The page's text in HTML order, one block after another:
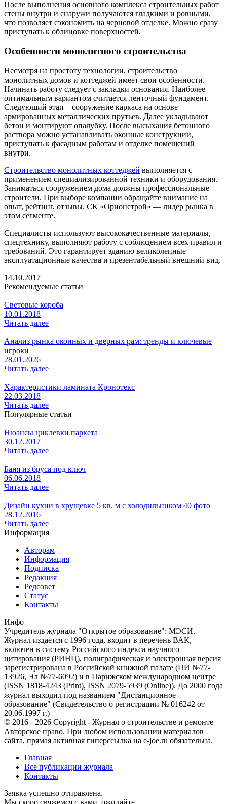
После выполнения основного комплекса строительных работ
стены внутри и снаружи получаются гладкими и ровными,
что позволяет сэкономить на черновой отделке. Можно сразу
приступать к облицовке поверхностей.
Особенности монолитного строительства
Несмотря на простоту технологии, строительство
монолитных домов и коттеджей имеет свои особенности.
Начинать работу следует с закладки основания. Наиболее
оптимальным вариантом считается ленточный фундамент.
Следующий этап – сооружение каркаса на основе
армированных металлических прутьев. Далее укладывают
бетон и монтируют опалубку. После высыхания бетонного
раствора можно устанавливать оконные конструкции,
приступать к фасадным работам и отделке помещений
внутри.
Строительство монолитных коттеджей выполняется с
применением специализированной техники и оборудования.
Заниматься сооружением дома должны профессиональные
строители. При выборе компании обращайте внимание на
опыт, рейтинг, отзывы. СК «Орионстрой» — лидер рынка в
этом сегменте.
Специалисты используют высококачественные материалы,
спецтехнику, выполняют работу с соблюдением всех правил и
требований. Это гарантирует зданию великолепные
эксплуатационные качества и презентабельный внешний вид.
14.10.2017
Рекомендуемые статьи
Световые короба
10.01.2018
Читать далее
Анализ рынка оконных и дверных рам: тренды и ключевые
игроки
28.01.2026
Читать далее
Характеристики ламината Кронотекс
22.03.2018
Читать далее
Популярные статьи
Нюансы циклевки паркета
30.12.2017
Читать далее
Баня из бруса под ключ
06.06.2018
Читать далее
Дизайн кухни в хрущевке 5 кв. м с холодильником 40 фото
28.12.2016
Читать далее
Информация
Авторам
Информация
Подписка
Редакция
Редсовет
Статус
Контакты
Инфо
Учредитель журнала "Открытое образование": МЭСИ.
Журнал издается с 1996 года, входит в перечень ВАК,
включен в систему Российского индекса научного
цитирования (РИНЦ), полиграфическая и электронная версия
зарегистрирована в Российской книжной палате (ПИ №77-
13926, Эл №77-6092) и в Парижском международном центре
(ISSN 1818-4243 (Print), ISSN 2079-5939 (Online)). До 2000 года
журнал выходил под названием "Дистанционное
образование" (Свидетельство о регистрации № 016242 от
20.06.1997 г.)
© 2016 - 2026 Copyright - Журнал о строительстве и ремонте
Авторское право. При любом использовании материалов
сайта, прямая активная гиперссылка на e-joe.ru обязательна.
Главная
Все публикации журнала
Контакты
Заявка успешно отправлена.